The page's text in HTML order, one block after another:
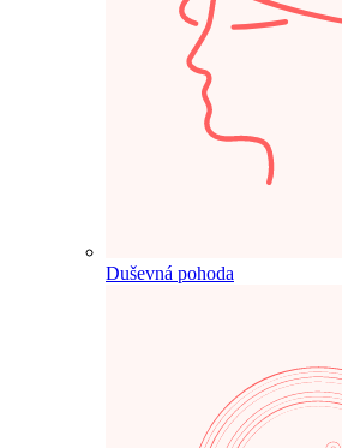
Duševná pohoda